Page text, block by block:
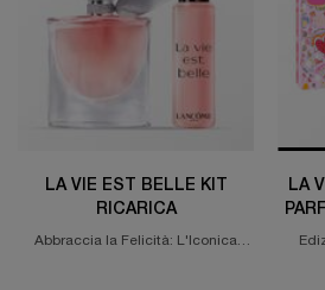
LA VIE EST BELLE KIT
RICARICA
Abbraccia la Felicità: L'Iconica
LA